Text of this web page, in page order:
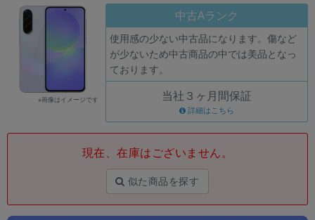
※画像はイメージです
中古Aランク
使用感の少ない中古品になります。傷など
が少ないため中古商品の中では美品となっ
ております。
当社３ヶ月間保証
詳細はこちら
現在、在庫はございません。
似た商品を探す
フリーワード
人気の検索ワード： Let's note
「スマートフォン」「タブレット」など